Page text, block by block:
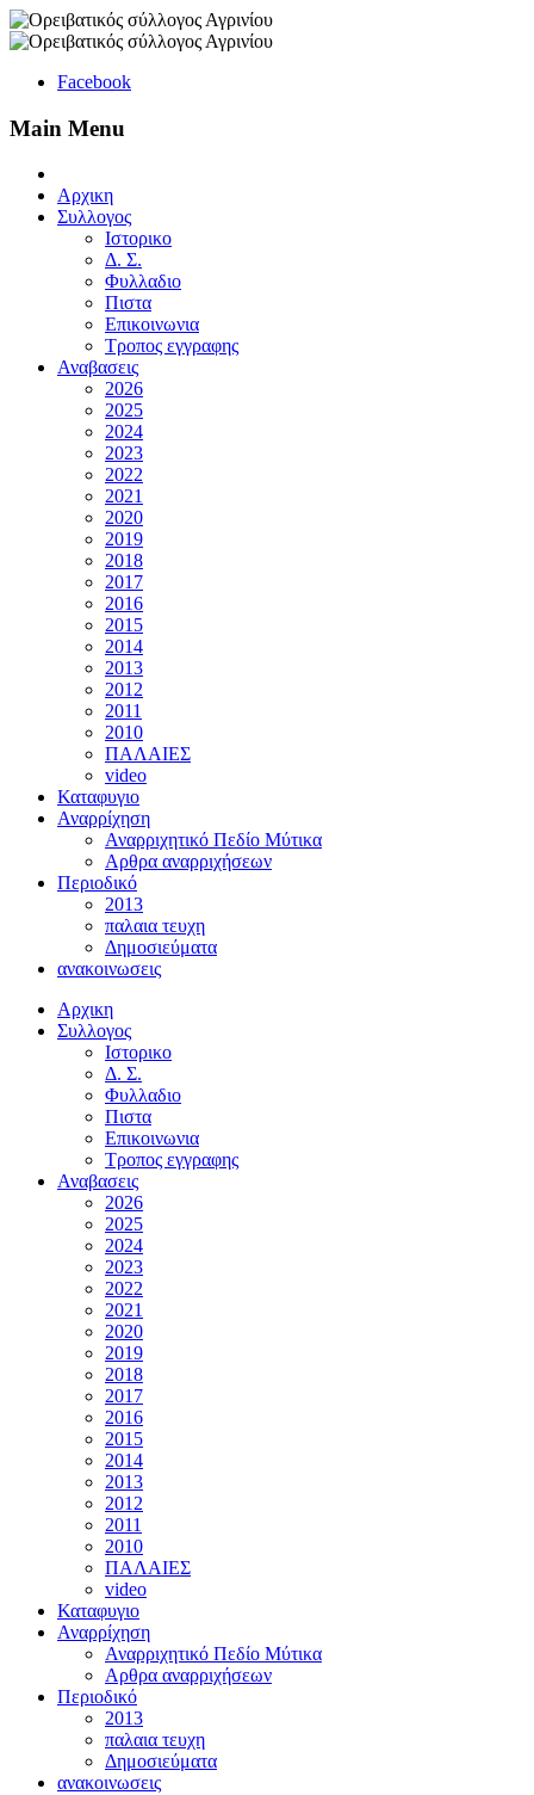
Facebook
Main Menu
Αρχικη
Συλλογος
Ιστορικο
Δ. Σ.
Φυλλαδιο
Πιστα
Επικοινωνια
Τροπος εγγραφης
Αναβασεις
2026
2025
2024
2023
2022
2021
2020
2019
2018
2017
2016
2015
2014
2013
2012
2011
2010
ΠΑΛΑΙΕΣ
video
Καταφυγιο
Αναρρίχηση
Αναρριχητικό Πεδίο Μύτικα
Αρθρα αναρριχήσεων
Περιοδικό
2013
παλαια τευχη
Δημοσιεύματα
ανακοινωσεις
Αρχικη
Συλλογος
Ιστορικο
Δ. Σ.
Φυλλαδιο
Πιστα
Επικοινωνια
Τροπος εγγραφης
Αναβασεις
2026
2025
2024
2023
2022
2021
2020
2019
2018
2017
2016
2015
2014
2013
2012
2011
2010
ΠΑΛΑΙΕΣ
video
Καταφυγιο
Αναρρίχηση
Αναρριχητικό Πεδίο Μύτικα
Αρθρα αναρριχήσεων
Περιοδικό
2013
παλαια τευχη
Δημοσιεύματα
ανακοινωσεις